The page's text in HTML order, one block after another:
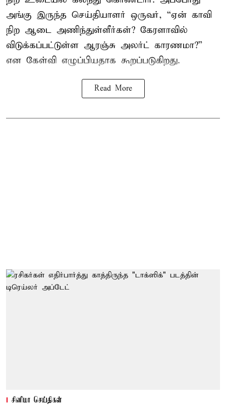
அங்கு இருந்த செய்தியாளர் ஒருவர், “ஏன் காவி
நிற ஆடை அணிந்துள்ளீர்கள்? கேரளாவில்
விடுக்கப்பட்டுள்ள ஆரஞ்சு அலர்ட் காரணமா?”
என கேள்வி எழுப்பியதாக கூறப்படுகிறது.
Read More
சினிமா செய்திகள்